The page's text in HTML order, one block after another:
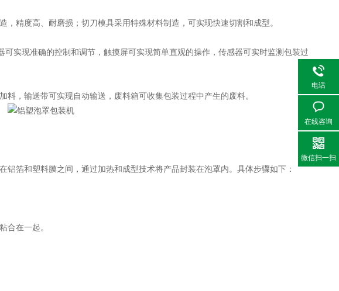
精度高、耐磨损；切刀模具采用特殊材料制造，可实现快速切割和成型。
实现准确的控制和调节，触摸屏可实现简单直观的操作，传感器可实时监测包装过
，输送带可实现自动输送，废料箱可收集包装过程中产生的废料。
箔和塑料膜之间，通过加热和成型技术将产品封装在泡罩内。具体步骤如下：
在一起。
电话
在线咨询
微信扫一扫